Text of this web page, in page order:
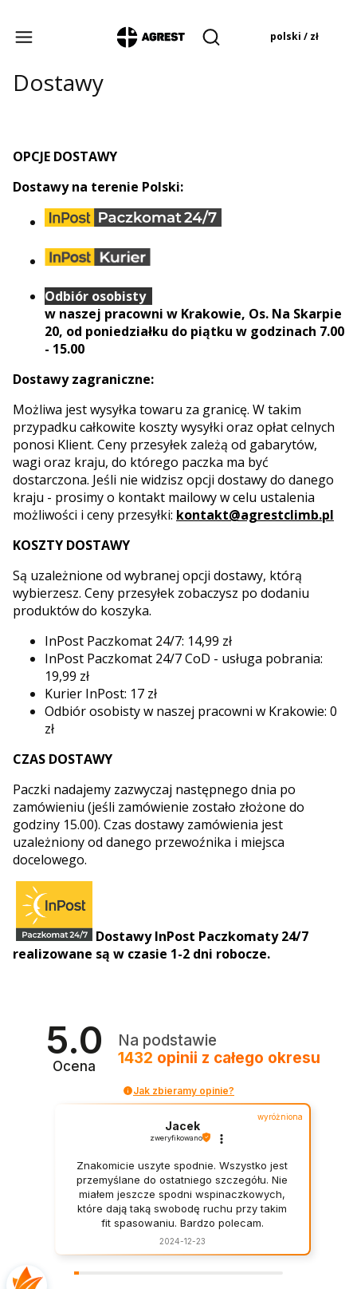
Otwórz wyszukiwarkę
Produkty w
polski / zł
Dostawy
OPCJE DOSTAWY
Dostawy na terenie Polski:
Odbiór osobisty
w naszej pracowni w Krakowie, Os. Na Skarpie
20, od poniedziałku do piątku w godzinach 7.00
- 15.00
Dostawy zagraniczne:
Możliwa jest wysyłka towaru za granicę. W takim
przypadku całkowite koszty wysyłki oraz opłat celnych
ponosi Klient. Ceny przesyłek zależą od gabarytów,
wagi oraz kraju, do którego paczka ma być
dostarczona. Jeśli nie widzisz opcji dostawy do danego
kraju - prosimy o kontakt mailowy w celu ustalenia
możliwości i ceny przesyłki: kontakt@agrestclimb.pl
KOSZTY DOSTAWY
Są uzależnione od wybranej opcji dostawy, którą
wybierzesz. Ceny przesyłek zobaczysz po dodaniu
produktów do koszyka.
InPost Paczkomat 24/7: 14,99 zł
InPost Paczkomat 24/7 CoD - usługa pobrania:
19,99 zł
Kurier InPost: 17 zł
Odbiór osobisty w naszej pracowni w Krakowie: 0
zł
CZAS DOSTAWY
Paczki nadajemy zazwyczaj następnego dnia po
zamówieniu (jeśli zamówienie zostało złożone do
godziny 15.00). Czas dostawy zamówienia jest
uzależniony od danego przewoźnika i miejsca
docelowego.
Dostawy InPost Paczkomaty 24/7
realizowane są w czasie 1-2 dni robocze.
5.0
Ocena
Na podstawie
1432 opinii z całego okresu
Jak zbieramy opinie?
wyróżniona
Jacek
zweryfikowano
Znakomicie uszyte spodnie. Wszystko jest
przemyślane do ostatniego szczegółu. Nie
miałem jeszcze spodni wspinaczkowych,
które dają taką swobodę ruchu przy takim
fit spasowaniu. Bardzo polecam.
2024-12-23